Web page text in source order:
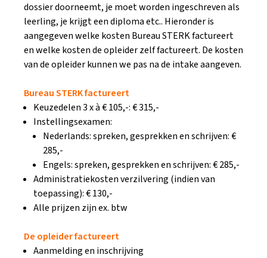
dossier doorneemt, je moet worden ingeschreven als
leerling, je krijgt een diploma etc.. Hieronder is
aangegeven welke kosten Bureau STERK factureert
en welke kosten de opleider zelf factureert. De kosten
van de opleider kunnen we pas na de intake aangeven.
Bureau STERK factureert
Keuzedelen 3 x à € 105,-: € 315,-
Instellingsexamen:
Nederlands: spreken, gesprekken en schrijven: €
285,-
Engels: spreken, gesprekken en schrijven: € 285,-
Administratiekosten verzilvering (indien van
toepassing): € 130,-
Alle prijzen zijn ex. btw
De opleider factureert
Aanmelding en inschrijving